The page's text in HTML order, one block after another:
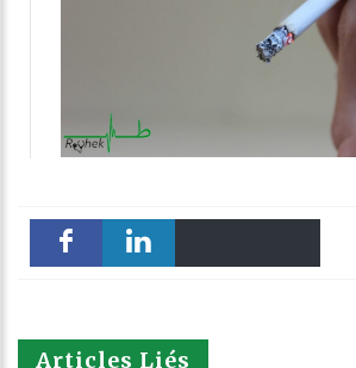
k
Articles Liés